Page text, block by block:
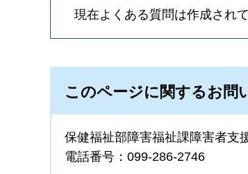
現在よくある質問は作成されて
このページに関するお問
保健福祉部障害福祉課障害者支
電話番号：099-286-2746